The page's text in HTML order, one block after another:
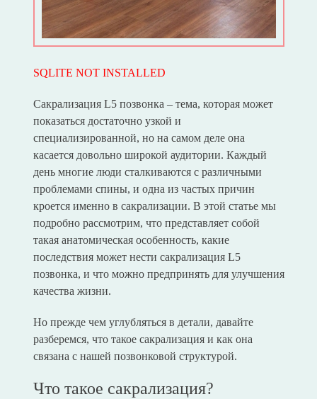
SQLITE NOT INSTALLED
Сакрализация L5 позвонка – тема, которая может
показаться достаточно узкой и
специализированной, но на самом деле она
касается довольно широкой аудитории. Каждый
день многие люди сталкиваются с различными
проблемами спины, и одна из частых причин
кроется именно в сакрализации. В этой статье мы
подробно рассмотрим, что представляет собой
такая анатомическая особенность, какие
последствия может нести сакрализация L5
позвонка, и что можно предпринять для улучшения
качества жизни.
Но прежде чем углубляться в детали, давайте
разберемся, что такое сакрализация и как она
связана с нашей позвонковой структурой.
Что такое сакрализация?